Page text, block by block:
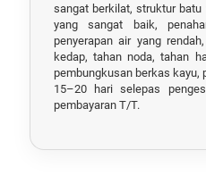
sangat berkilat, struktur
yang sangat baik,
penyerapan air yang
kedap, tahan noda, tahan
pembungkusan berkas kayu,
15–20 hari selepas
pembayaran T/T.